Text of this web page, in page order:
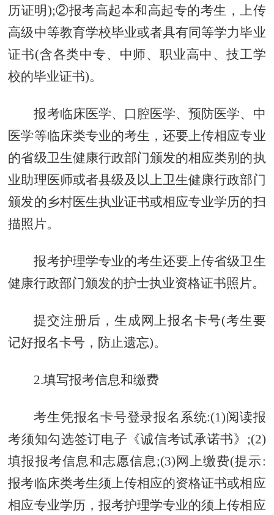
历证明);②报考高起本和高起专的考生，上传
高级中等教育学校毕业或者具有同等学力毕业
证书(含各类中专、中师、职业高中、技工学
校的毕业证书)。
报考临床医学、口腔医学、预防医学、中
医学等临床类专业的考生，还要上传相应专业
的省级卫生健康行政部门颁发的相应类别的执
业助理医师或者县级及以上卫生健康行政部门
颁发的乡村医生执业证书或相应专业学历的扫
描照片。
报考护理学专业的考生还要上传省级卫生
健康行政部门颁发的护士执业资格证书照片。
提交注册后，生成网上报名卡号(考生要
记好报名卡号，防止遗忘)。
2.填写报考信息和缴费
考生凭报名卡号登录报名系统:(1)阅读报
考须知勾选签订电子《诚信考试承诺书》;(2)
填报报考信息和志愿信息;(3)网上缴费(提示:
报考临床类考生须上传相应的资格证书或相应
相应专业学历，报考护理学专业的须上传相应